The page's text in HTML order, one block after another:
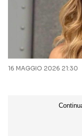
ANTEPRIME
RETROSCENA
16 MAGGIO 2026 21:30